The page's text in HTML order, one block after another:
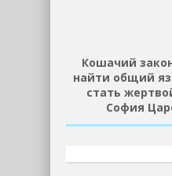
Кошачий
найти общий
стать
София